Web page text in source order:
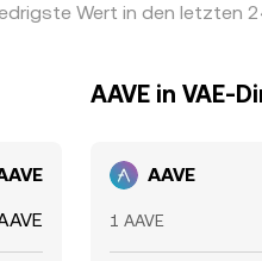
Wert in den letzten
AAVE in VAE-
AAVE
1 AAVE